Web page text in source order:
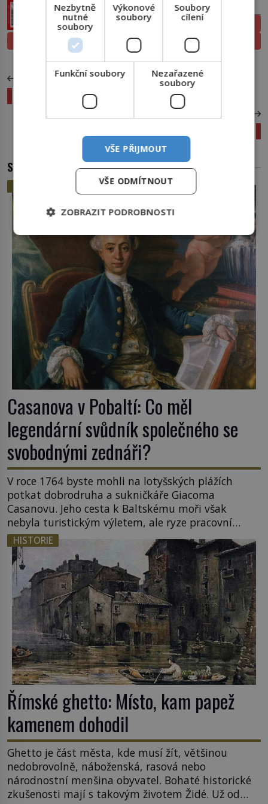
PROLISTOVAT
PŘEDPLATNÉ
ELEKTRONICKÉ
TIŠTĚNÉ
PŘEDCHOZÍ ČLÁNEK
Lezou bez jištění: Vzdor proti gravitaci a smrti!
SOUVISEJÍCÍ ČLÁNKY
Casanova v Pobaltí: Co měl
legendární svůdník společného se
svobodnými zednáři?
V roce 1764 byste mohli na lotyšských plážích
potkat dobrodruha a sukničkáře Giacoma
Casanovu. Jeho cesta k Baltskému moři však
nebyla turistickým výletem, ale ryze pracovní
cestou se zištnými úmysly. Jaký cíl Casanova
sledoval, když se například procházel uličkami
lotyšské Rigy? Casanova v Pobaltí kontaktoval
tamní zednářské lóže. Nebyl v této oblasti žádným
nováčkem, protože do zednářské […]
HISTORIE
Římské ghetto: Místo, kam papež
kamenem dohodil
Ghetto je část města, kde musí žít, většinou
nedobrovolně, náboženská, rasová nebo
národnostní menšina obyvatel. Bohaté historické
zkušenosti mají s takovým životem Židé. Už od
Nezbytně
nutné
soubory
Výkonové
soubory
Soubory
cílení
Funkční soubory
Nezařazené
soubory
VŠE PŘIJMOUT
VŠE ODMÍTNOUT
ZOBRAZIT PODROBNOSTI